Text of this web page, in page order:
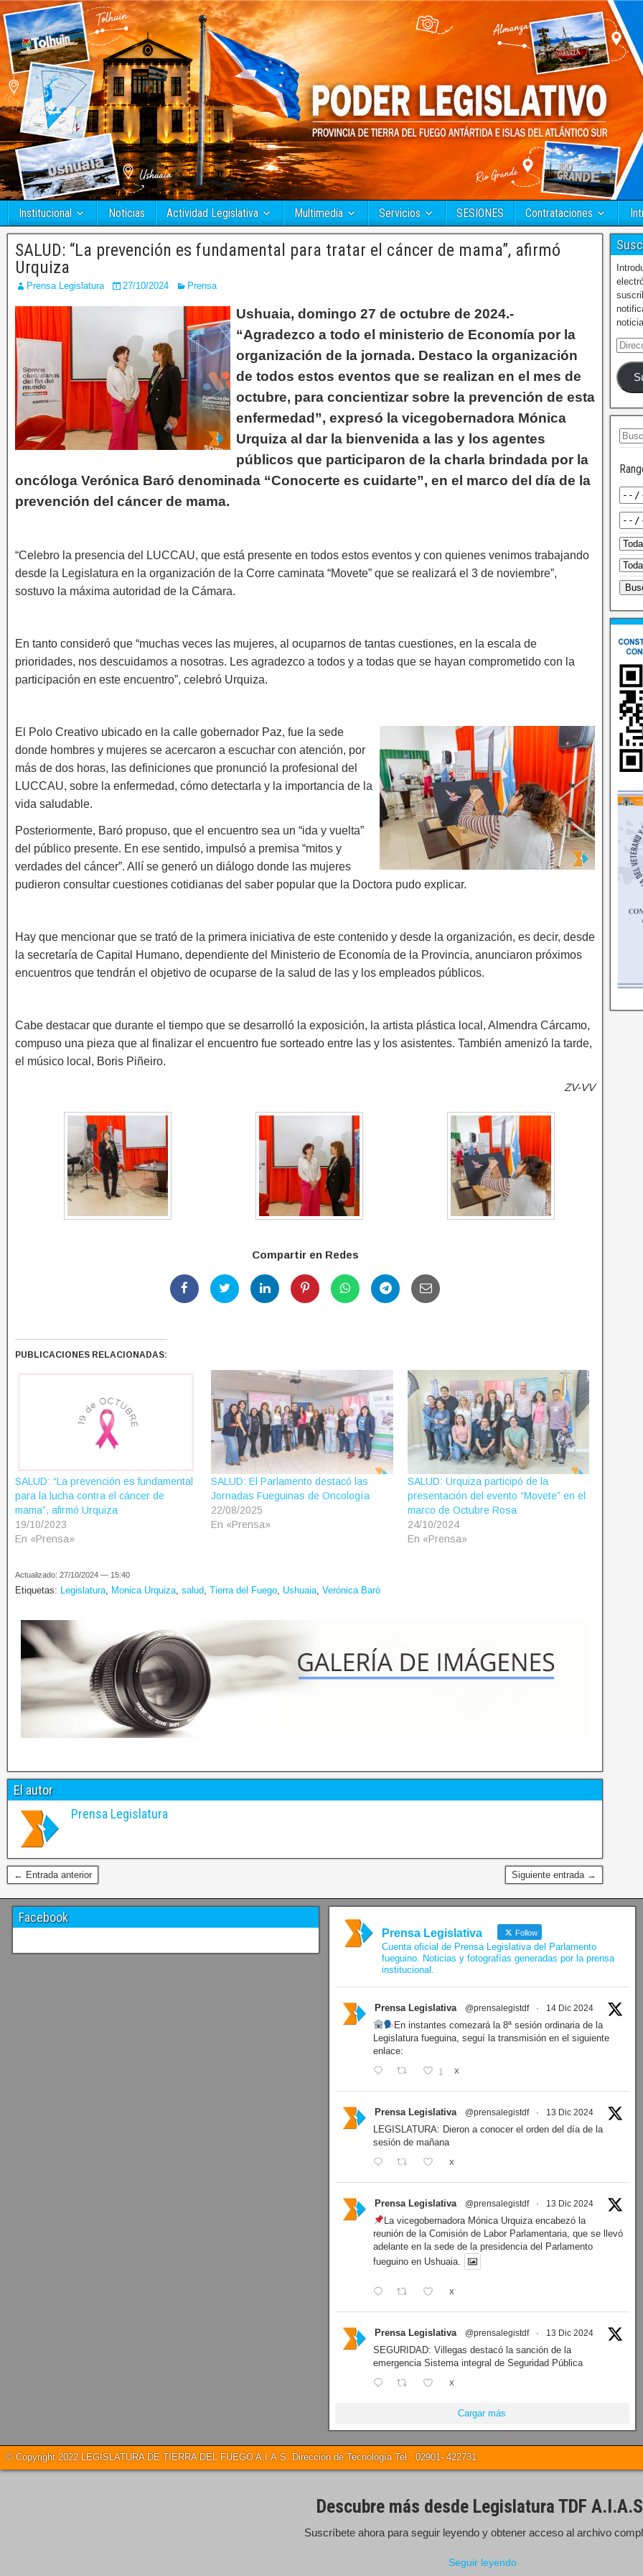
Institucional Noticias Actividad Legislativa Multimedia Servicios SESIONES Contrataciones
SALUD: “La prevención es fundamental para tratar el cáncer de mama”, afirmó
Urquiza
Prensa Legislatura 27/10/2024 Prensa
Ushuaia, domingo 27 de octubre de 2024.-
“Agradezco a todo el ministerio de Economía por la
organización de la jornada. Destaco la organización
de todos estos eventos que se realizan en el mes de
octubre, para concientizar sobre la prevención de esta
enfermedad”, expresó la vicegobernadora Mónica
Urquiza al dar la bienvenida a las y los agentes
públicos que participaron de la charla brindada por la
oncóloga Verónica Baró denominada “Conocerte es cuidarte”, en el marco del día de la
prevención del cáncer de mama.
“Celebro la presencia del LUCCAU, que está presente en todos estos eventos y con quienes venimos trabajando
desde la Legislatura en la organización de la Corre caminata “Movete” que se realizará el 3 de noviembre”,
sostuvo la máxima autoridad de la Cámara.
En tanto consideró que “muchas veces las mujeres, al ocuparnos de tantas cuestiones, en la escala de
prioridades, nos descuidamos a nosotras. Les agradezco a todos y a todas que se hayan comprometido con la
participación en este encuentro”, celebró Urquiza.
El Polo Creativo ubicado en la calle gobernador Paz, fue la sede
donde hombres y mujeres se acercaron a escuchar con atención, por
más de dos horas, las definiciones que pronunció la profesional del
LUCCAU, sobre la enfermedad, cómo detectarla y la importancia de la
vida saludable.
Posteriormente, Baró propuso, que el encuentro sea un “ida y vuelta”
del público presente. En ese sentido, impulsó a premisa “mitos y
verdades del cáncer”. Allí se generó un diálogo donde las mujeres
pudieron consultar cuestiones cotidianas del saber popular que la Doctora pudo explicar.
Hay que mencionar que se trató de la primera iniciativa de este contenido y desde la organización, es decir, desde
la secretaría de Capital Humano, dependiente del Ministerio de Economía de la Provincia, anunciaron próximos
encuentros que tendrán el objetivo de ocuparse de la salud de las y los empleados públicos.
Cabe destacar que durante el tiempo que se desarrolló la exposición, la artista plástica local, Almendra Cárcamo,
compuso una pieza que al finalizar el encuentro fue sorteado entre las y los asistentes. También amenizó la tarde,
el músico local, Boris Piñeiro.
ZV-VV
Compartir en Redes
PUBLICACIONES RELACIONADAS:
SALUD: “La prevención es fundamental
para la lucha contra el cáncer de
mama”, afirmó Urquiza
19/10/2023
En «Prensa»
SALUD: El Parlamento destacó las
Jornadas Fueguinas de Oncología
22/08/2025
En «Prensa»
SALUD: Urquiza participó de la
presentación del evento “Movete” en el
marco de Octubre Rosa
24/10/2024
En «Prensa»
Actualizado: 27/10/2024 — 15:40
Etiquetas: Legislatura, Monica Urquiza, salud, Tierra del Fuego, Ushuaia, Verónica Baró
El autor
Prensa Legislatura
← Entrada anterior Siguiente entrada →
Facebook
Prensa Legislativa Follow
Cuenta oficial de Prensa Legislativa del Parlamento
fueguino. Noticias y fotografías generadas por la prensa
institucional.
Prensa Legislativa @prensalegistdf · 14 Dic 2024
En instantes comezará la 8ª sesión ordinaria de la
Legislatura fueguina, seguí la transmisión en el siguiente
enlace:
1 X
Prensa Legislativa @prensalegistdf · 13 Dic 2024
LEGISLATURA: Dieron a conocer el orden del día de la
sesión de mañana
X
Prensa Legislativa @prensalegistdf · 13 Dic 2024
La vicegobernadora Mónica Urquiza encabezó la
reunión de la Comisión de Labor Parlamentaria, que se llevó
adelante en la sede de la presidencia del Parlamento
fueguino en Ushuaia.
X
Prensa Legislativa @prensalegistdf · 13 Dic 2024
SEGURIDAD: Villegas destacó la sanción de la
emergencia Sistema integral de Seguridad Pública
X
Cargar más
© Copyright 2022 LEGISLATURA DE TIERRA DEL FUEGO A.I.A.S. Dirección de Tecnología Tel.: 02901- 422731
Descubre más desde Legislatura TDF
Suscríbete ahora para seguir leyendo y obtener acceso al archivo
Seguir leyendo